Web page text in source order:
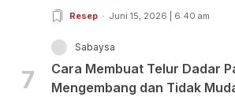
Resep Juni 15, 2026 | 6:40 am
7
Sabaysa
Cara Membuat Telur Dadar
Mengembang dan Tidak